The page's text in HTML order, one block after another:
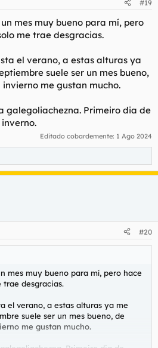
#19
mes muy bueno para mí, pero
me trae desgracias.
el verano, a estas alturas ya
suele ser un mes bueno,
me gustan mucho.
galegoliachezna. Primeiro dia de
inverno.
Editado cobardemente: 1 Ago 2024
#20
mes muy bueno para mí, pero hace
trae desgracias.
el verano, a estas alturas ya me
suele ser un mes bueno, de
me gustan mucho.